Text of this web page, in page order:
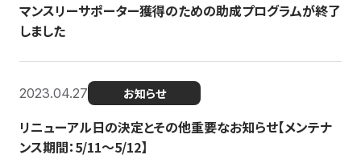
マンスリーサポーター獲得のための助成プログラムが終了
しました
2023.04.27 お知らせ
リニューアル日の決定とその他重要なお知らせ【メンテナ
ンス期間：5/11～5/12】